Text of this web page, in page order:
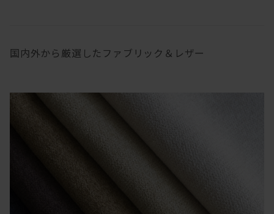
国内外から厳選したファブリック＆レザー